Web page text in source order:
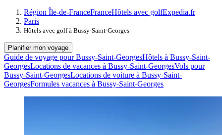
Région Île-de-FranceFranceHôtels avec golfExpedia.fr
Paris
Hôtels avec golf à Bussy-Saint-Georges
Planifier mon voyage
Guide de voyage pour Bussy-Saint-GeorgesHôtels à Bussy-Saint-
GeorgesLocations de vacances à Bussy-Saint-GeorgesVols pour
Bussy-Saint-GeorgesLocations de voiture à Bussy-Saint-
GeorgesFormules vacances à Bussy-Saint-Georges